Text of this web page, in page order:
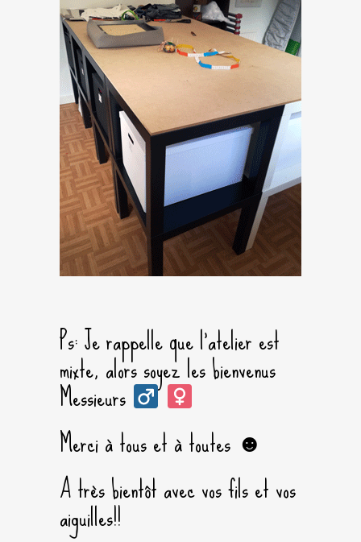
Ps: Je rappelle que l’atelier est
mixte, alors soyez les bienvenus
Messieurs
Merci à tous et à toutes ☻
A très bientôt avec vos fils et vos
aiguilles!!